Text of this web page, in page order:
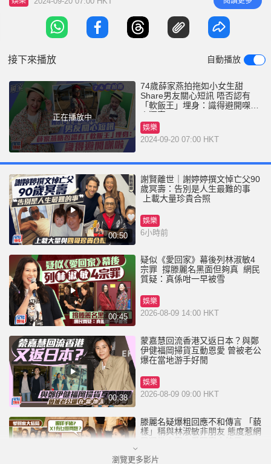
更堅持做女人要矜貴啲。問到有否遇過「軟飯王」埋
身攞著數，家燕姐笑得好大聲，坦言，「我識得借意
避開㗎啦。」咦，冇否認喎。採訪：方騫平 薛家
接下來播放 自動播放
正在播放中
74歲薛家燕拍拖如小女生甜
Share男友關心短訊 唔否認有
「軟飯王」埋身：識得避開㗎啦
丨獨家
娛樂
2024-09-20 07:00 HKT
00:50
謝賢離世｜謝婷婷撰文悼亡父90
歲冥壽：告別是人生最難的事
上載大量珍貴合照
娛樂
6小時前
00:45
疑似《愛回家》幕後列林淑敏4
宗罪 撐滕麗名黑面但夠真 網民
質疑：真係咁一早被雪
娛樂
2026-08-09 14:00 HKT
00:38
蒙嘉慧回流香港又返日本？與鄭
伊健福岡掃貨互動恩愛 曾被老公
爆在當地游手好閒
娛樂
2026-08-09 09:00 HKT
滕麗名疑爆粗回應不和傳言 「藐
樣」稱與林淑敏非朋友 態度惹網
瀏覽更多影片